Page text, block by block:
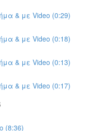
& με Video (0:29)
& με Video (0:18)
& με Video (0:13)
& με Video (0:17)
(8:36)